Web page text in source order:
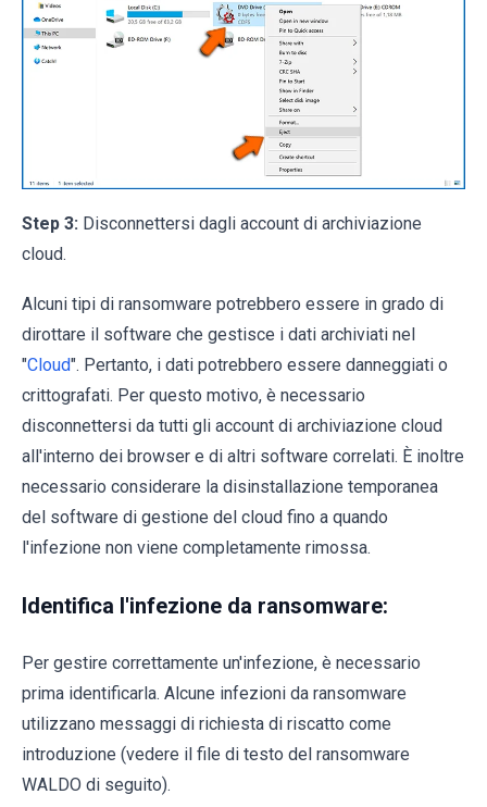
Step 3: Disconnettersi dagli account di archiviazione
cloud.
Alcuni tipi di ransomware potrebbero essere in grado di
dirottare il software che gestisce i dati archiviati nel
"Cloud". Pertanto, i dati potrebbero essere danneggiati o
crittografati. Per questo motivo, è necessario
disconnettersi da tutti gli account di archiviazione cloud
all'interno dei browser e di altri software correlati. È inoltre
necessario considerare la disinstallazione temporanea
del software di gestione del cloud fino a quando
l'infezione non viene completamente rimossa.
Identifica l'infezione da ransomware:
Per gestire correttamente un'infezione, è necessario
prima identificarla. Alcune infezioni da ransomware
utilizzano messaggi di richiesta di riscatto come
introduzione (vedere il file di testo del ransomware
WALDO di seguito).